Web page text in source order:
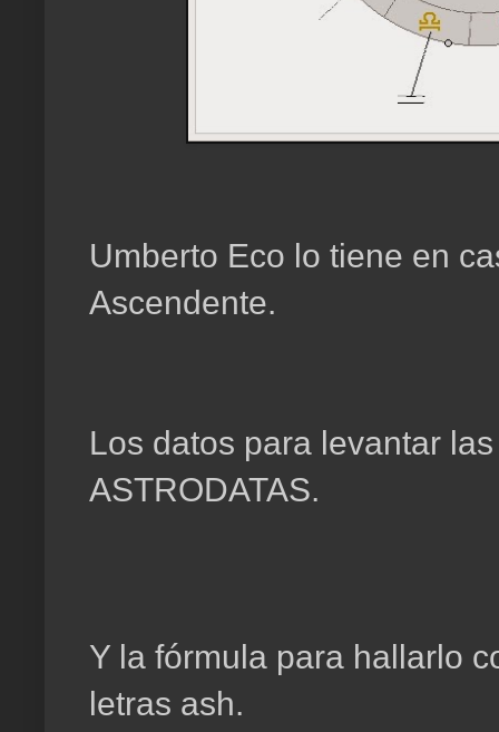
Umberto Eco lo tiene en
Ascendente.
Los datos para levantar
ASTRODATAS.
Y la fórmula para hallarlo
letras ash.